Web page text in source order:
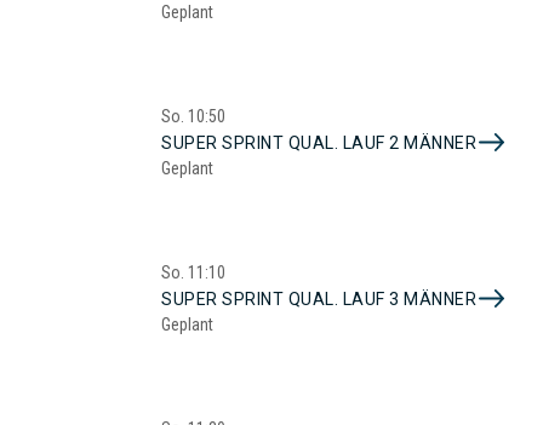
Geplant
So. 10:50
SUPER SPRINT QUAL. LAUF 2 MÄNNER
Geplant
So. 11:10
SUPER SPRINT QUAL. LAUF 3 MÄNNER
Geplant